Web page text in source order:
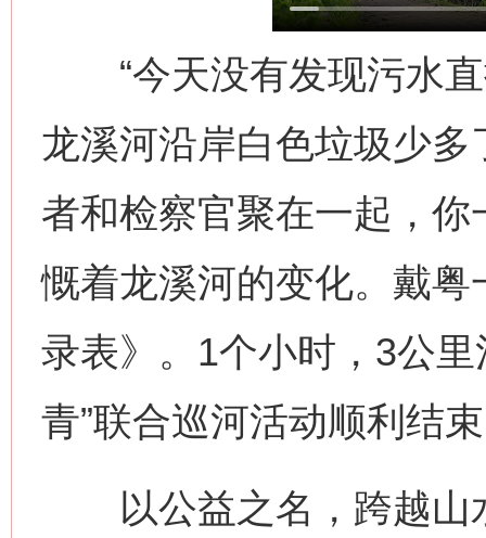
“今天没有发现污水直
龙溪河沿岸白色垃圾少多
者和检察官聚在一起，
慨着龙溪河的变化。戴
录表》。1个小时，3公
青”联合巡河活动顺利结
以公益之名，跨越山